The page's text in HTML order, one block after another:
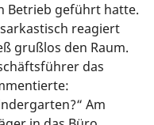
Betrieb geführt hatte.
reagiert
grußlos den Raum.
das
Am